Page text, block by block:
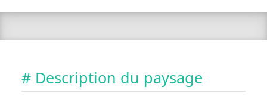
# Description du paysage